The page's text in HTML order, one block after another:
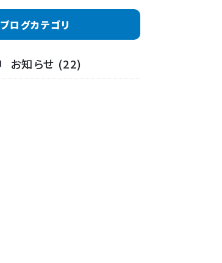
ブログカテゴリ
お知らせ (22)